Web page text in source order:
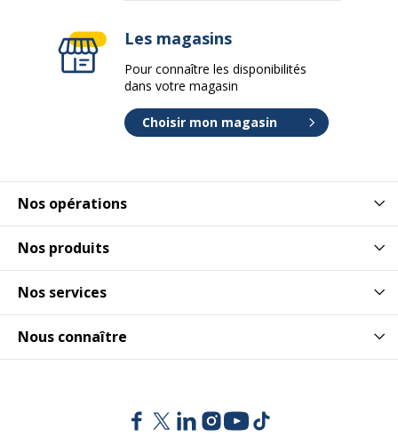
Nos opérations
Nos produits
Nos services
Nous connaître
Les magasins
Pour connaître les disponibilités
dans votre magasin
Choisir mon magasin